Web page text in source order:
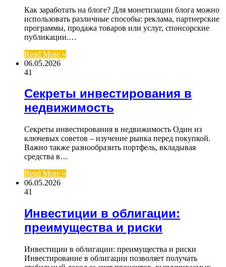
Как заработать на блоге? Для монетизации блога можно
использовать различные способы: реклама, партнерские
программы, продажа товаров или услуг, спонсорские
публикации.…
Read More »
06.05.2026
41
Секреты инвестирования в
недвижимость
Секреты инвестирования в недвижимость Один из
ключевых советов – изучение рынка перед покупкой.
Важно также разнообразить портфель, вкладывая
средства в…
Read More »
06.05.2026
41
Инвестиции в облигации:
преимущества и риски
Инвестиции в облигации: преимущества и риски
Инвестирование в облигации позволяет получать